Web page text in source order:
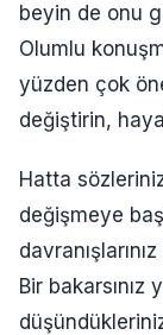
beyin de onu
Olumlu
yüzden çok
değiştirin,
Hatta
değişmeye
Bir bakarsınız